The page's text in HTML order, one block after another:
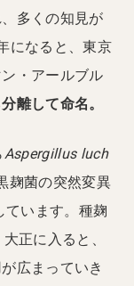
多くの知見が
になると、東京
・アールブル
離して命名。
Aspergillus luch
麹菌の突然変異
ています。種麹
正に入ると、
広まっていき